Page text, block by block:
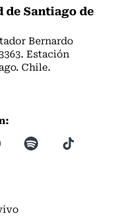
Santiago de
Bernardo
Estación
Chile.